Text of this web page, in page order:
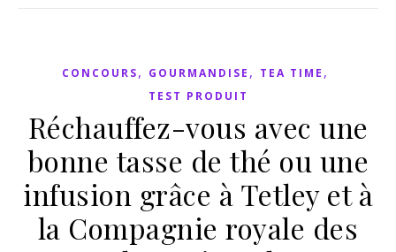
CONCOURS, GOURMANDISE , TEA TIME ,
TEST PRODUIT
Réchauffez-vous avec une
bonne tasse de thé ou une
infusion grâce à Tetley et à
la Compagnie royale des